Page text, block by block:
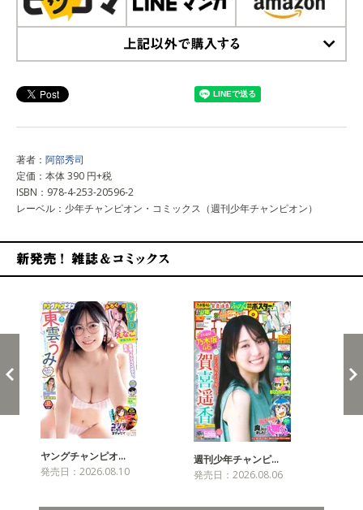
著者： 阿部秀司
定価：本体 390 円+税
ISBN：978-4-253-20596-2
レーベル：少年チャンピオン・コミックス（週刊少年チャンピオン）
ヤングチャンピオ…
発売日：2026.08.10
週刊少年チャンピ…
発売日：2026.08.06